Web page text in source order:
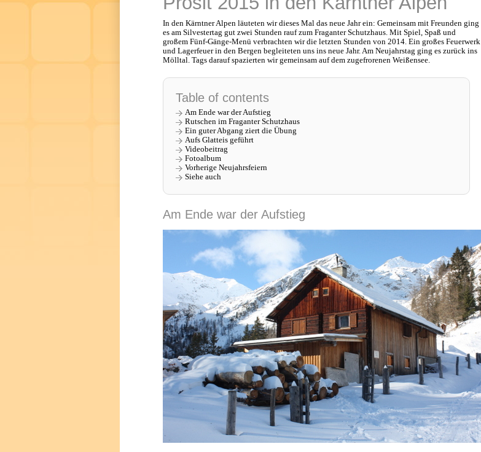
In den Kärntner Alpen läuteten wir dieses Mal das neue Jahr ein: Gemeinsam mit Freunden ging
es am Silvestertag gut zwei Stunden rauf zum Fraganter Schutzhaus. Mit Spiel, Spaß und
großem Fünf-Gänge-Menü verbrachten wir die letzten Stunden von 2014. Ein großes Feuerwerk
und Lagerfeuer in den Bergen begleiteten uns ins neue Jahr. Am Neujahrstag ging es zurück ins
Mölltal. Tags darauf spazierten wir gemeinsam auf dem zugefrorenen Weißensee.
Table of contents
Am Ende war der Aufstieg
Rutschen im Fraganter Schutzhaus
Ein guter Abgang ziert die Übung
Aufs Glatteis geführt
Videobeitrag
Fotoalbum
Vorherige Neujahrsfeiern
Siehe auch
Am Ende war der Aufstieg